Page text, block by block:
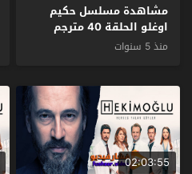
مشاهدة مسلسل حكيم
اوغلو الحلقة 40 مترجم
منذ 5 سنوات
02:03:55